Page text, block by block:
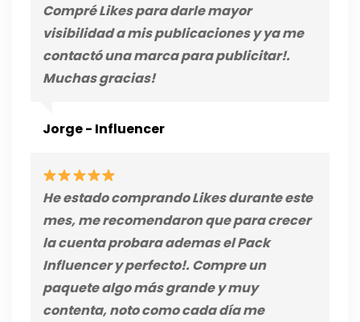
Compré Likes para darle mayor
visibilidad a mis publicaciones y ya me
contactó una marca para publicitar!.
Muchas gracias!
Jorge - Influencer
He estado comprando Likes durante este
mes, me recomendaron que para crecer
la cuenta probara ademas el Pack
Influencer y perfecto!. Compre un
paquete algo más grande y muy
contenta, noto como cada día me